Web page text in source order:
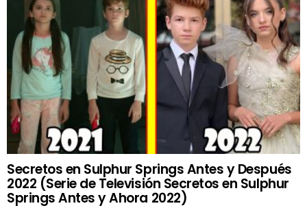
Secretos en Sulphur Springs Antes y Después
2022 (Serie de Televisión Secretos en Sulphur
Springs Antes y Ahora 2022)